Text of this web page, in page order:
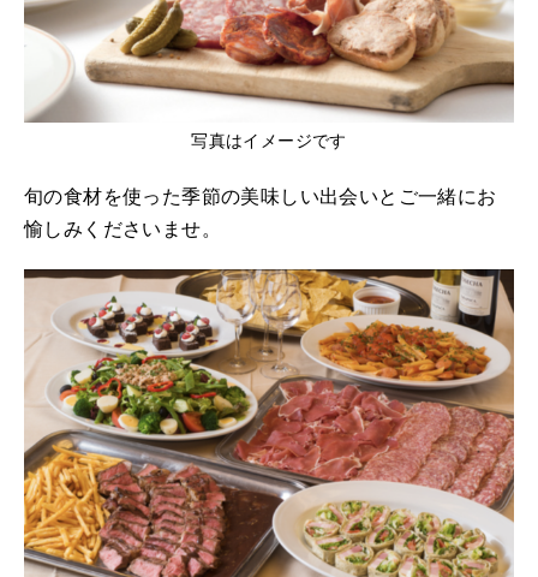
写真はイメージです
旬の食材を使った季節の美味しい出会いとご一緒にお
愉しみくださいませ。